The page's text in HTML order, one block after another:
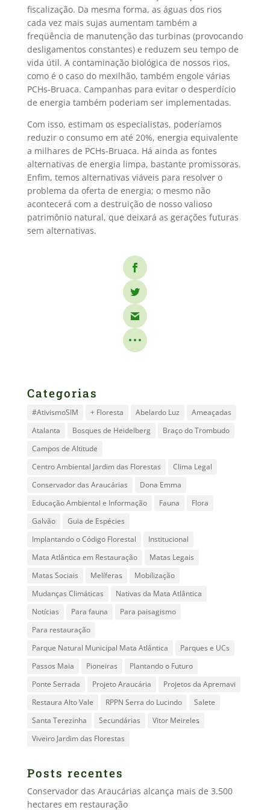
fiscalização. Da mesma forma, as águas dos rios
cada vez mais sujas aumentam também a
freqüência de manutenção das turbinas (provocando
desligamentos constantes) e reduzem seu tempo de
vida útil. A contaminação biológica de nossos rios,
como é o caso do mexilhão, também engole várias
PCHs-Bruaca. Campanhas para evitar o desperdício
de energia também poderiam ser implementadas.
Com isso, estimam os especialistas, poderíamos
reduzir o consumo em até 20%, energia equivalente
a milhares de PCHs-Bruaca. Há ainda as fontes
alternativas de energia limpa, bastante promissoras.
Enfim, temos alternativas viáveis para resolver o
problema da oferta de energia; o mesmo não
acontecerá com a destruição de nosso valioso
patrimônio natural, que deixará as gerações futuras
sem alternativas.
Categorias
#AtivismoSIM + Floresta Abelardo Luz
Ameaçadas
Atalanta
Bosques de Heidelberg
Braço do Trombudo
Campos de Altitude
Centro Ambiental Jardim das Florestas
Clima Legal
Conservador das Araucárias
Dona Emma
Educação Ambiental e Informação
Fauna
Flora
Galvão
Guia de Espécies
Implantando o Código Florestal
Institucional
Mata Atlântica em Restauração
Matas Legais
Matas Sociais
Melíferas
Mobilização
Mudanças Climáticas
Nativas da Mata Atlântica
Notícias
Para fauna
Para paisagismo
Para restauração
Parque Natural Municipal Mata Atlântica
Parques e UCs
Passos Maia
Pioneiras
Plantando o Futuro
Ponte Serrada
Projeto Araucária
Projetos da Apremavi
Restaura Alto Vale
RPPN Serra do Lucindo
Salete
Santa Terezinha
Secundárias
Vitor Meireles
Viveiro Jardim das Florestas
Posts recentes
Conservador das Araucárias alcança mais de 3.500
hectares em restauração